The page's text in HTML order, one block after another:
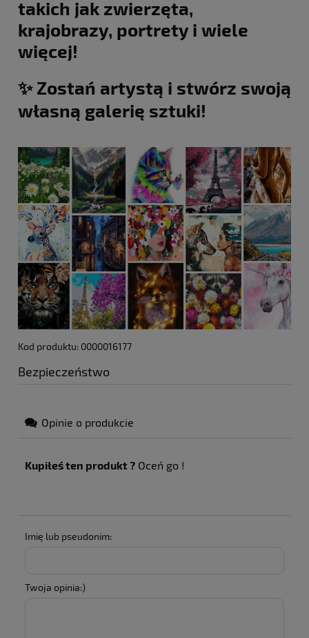
takich jak zwierzęta,
krajobrazy, portrety i wiele
więcej!
✨ Zostań artystą i stwórz swoją
własną galerię sztuki!
Kod produktu: 0000016177
Bezpieczeństwo
Opinie o produkcie
Kupiłeś ten produkt ? Oceń go !
Imię lub pseudonim:
Twoja opinia:)